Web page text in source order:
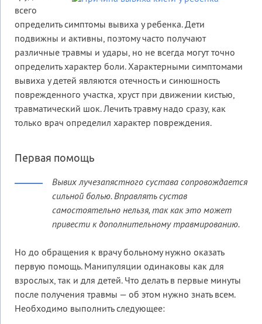
всего
определить симптомы вывиха у ребенка. Дети
подвижны и активны, поэтому часто получают
различные травмы и удары, но не всегда могут точно
определить характер боли. Характерными симптомами
вывиха у детей являются отечность и синюшность
поврежденного участка, хруст при движении кистью,
травматический шок. Лечить травму надо сразу, как
только врач определил характер повреждения.
Первая помощь
Вывих лучезапястного сустава сопровождается
сильной болью. Вправлять сустав
самостоятельно нельзя, так как это может
привести к дополнительному травмированию.
Но до обращения к врачу больному нужно оказать
первую помощь. Манипуляции одинаковы как для
взрослых, так и для детей. Что делать в первые минуты
после получения травмы — об этом нужно знать всем.
Необходимо выполнить следующее: